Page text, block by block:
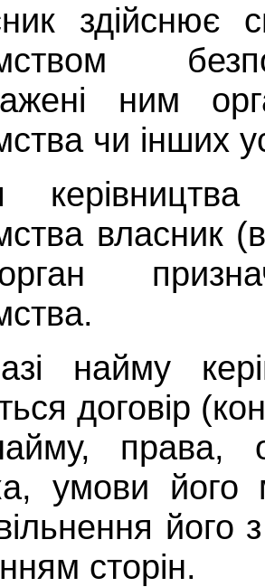
здійснює
ним
чи інших
власник
найму
договір
права,
умови його
його
сторін.